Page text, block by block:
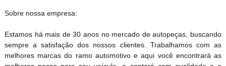
Sobre nossa empresa:
Estamos há mais de 30 anos no mercado de autopeças, buscando
sempre a satisfação dos nossos clientes. Trabalhamos com as
melhores marcas do ramo automotivo e aqui você encontrará as